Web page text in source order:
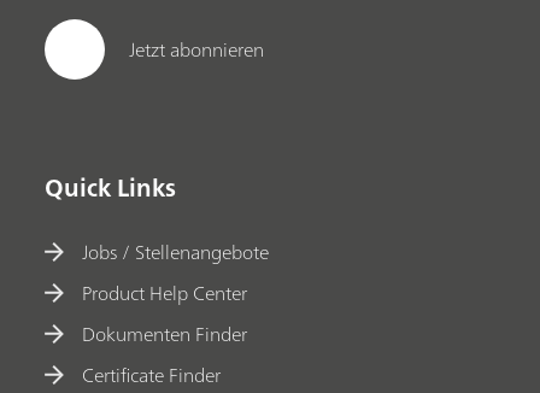
Jetzt abonnieren
Quick Links
Jobs / Stellenangebote
Product Help Center
Dokumenten Finder
Certificate Finder